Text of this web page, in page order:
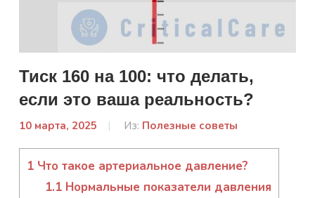
Тиск 160 на 100: что делать,
если это ваша реальность?
10 марта, 2025
От:
Из: Полезные советы
1 Что такое артериальное давление?
1.1Нормальные показатели давления